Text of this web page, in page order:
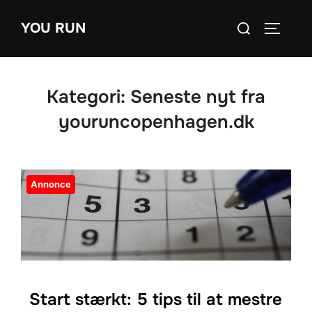
YOU RUN
Søg
Kategori: Seneste nyt fra
youruncopenhagen.dk
Annonce
Start stærkt: 5 tips til at mestre